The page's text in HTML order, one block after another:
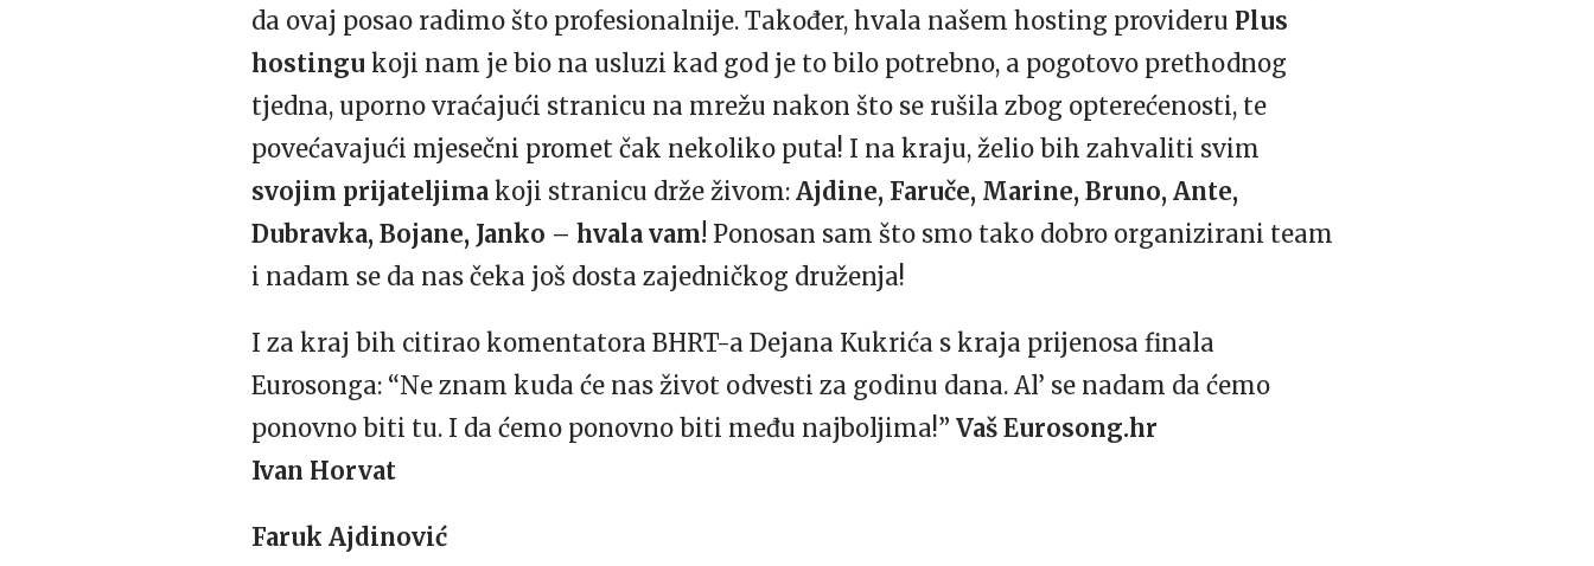
da ovaj posao radimo što profesionalnije. Također, hvala našem hosting provideru Plus
hostingu koji nam je bio na usluzi kad god je to bilo potrebno, a pogotovo prethodnog
tjedna, uporno vraćajući stranicu na mrežu nakon što se rušila zbog opterećenosti, te
povećavajući mjesečni promet čak nekoliko puta! I na kraju, želio bih zahvaliti svim
svojim prijateljima koji stranicu drže živom: Ajdine, Faruče, Marine, Bruno, Ante,
Dubravka, Bojane, Janko – hvala vam! Ponosan sam što smo tako dobro organizirani team
i nadam se da nas čeka još dosta zajedničkog druženja!
I za kraj bih citirao komentatora BHRT-a Dejana Kukrića s kraja prijenosa finala
Eurosonga: “Ne znam kuda će nas život odvesti za godinu dana. Al’ se nadam da ćemo
ponovno biti tu. I da ćemo ponovno biti među najboljima!” Vaš Eurosong.hr
Ivan Horvat
Faruk Ajdinović